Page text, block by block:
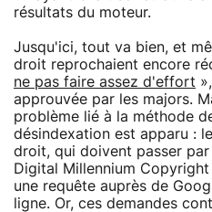
résultats du moteur.
Jusqu'ici, tout va bien, et
droit reprochaient encore
ne pas faire assez d'effort
approuvée par les majors.
problème lié à la méthode
désindexation est apparu :
droit, qui doivent passer
Digital Millennium
une requête auprès de
ligne. Or, ces demandes